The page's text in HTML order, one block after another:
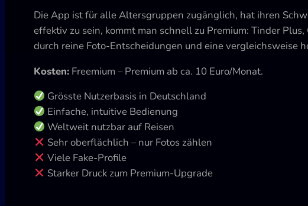
Die App ist für alle Altersgruppen zugänglich, hat ihren
effektiv zu sein, kommt man schnell zu Premium: Tinder
durch reine Foto-Entscheidungen und eine vergleichsweise
Kosten: Freemium – Premium ab ca. 10 Euro/Monat.
Grösste Nutzerbasis in Deutschland
Einfache, intuitive Bedienung
Weltweit nutzbar auf Reisen
Sehr oberflächlich – nur Fotos zählen
Viele Fake-Profile
Starker Druck zum Premium-Upgrade